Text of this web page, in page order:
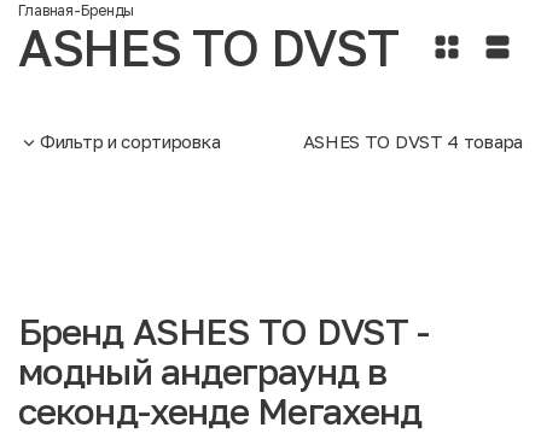
Главная-Бренды
ASHES TO DVST
Фильтр и сортировка ASHES TO DVST 4 товара
Бренд ASHES TO DVST -
модный андеграунд в
секонд-хенде Мегахенд